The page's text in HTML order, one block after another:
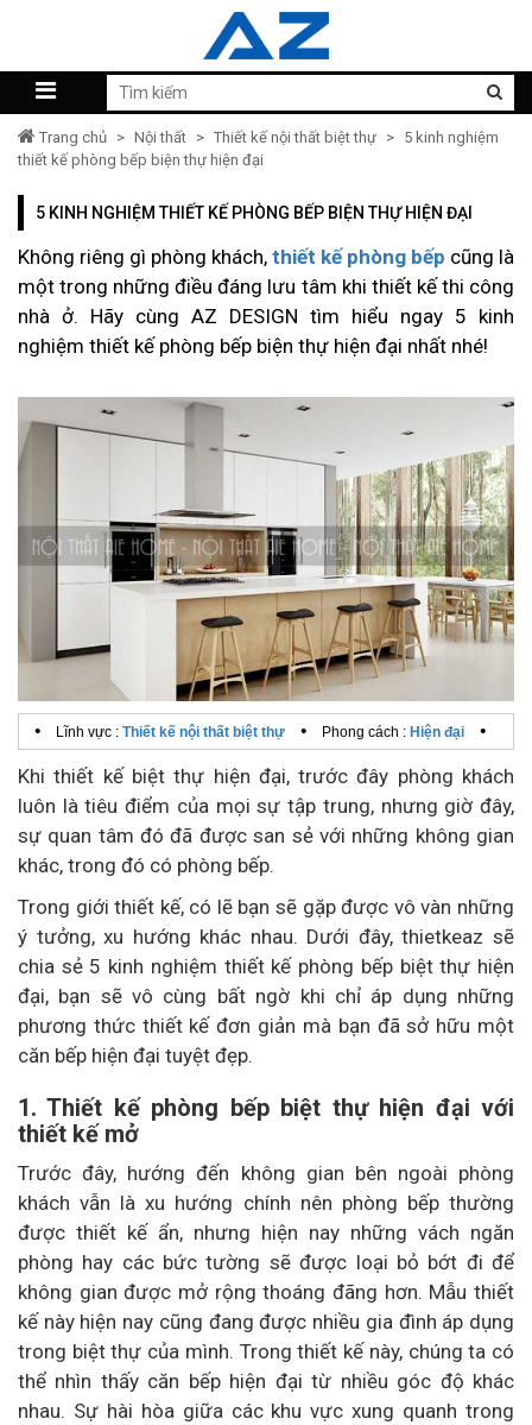
Trang chủ > Nội thất > Thiết kế nội thất biệt thự > 5 kinh nghiệm
thiết kế phòng bếp biện thự hiện đại
5 KINH NGHIỆM THIẾT KẾ PHÒNG BẾP BIỆN THỰ HIỆN ĐẠI
Không riêng gì phòng khách, thiết kế phòng bếp cũng là
một trong những điều đáng lưu tâm khi thiết kế thi công
nhà ở. Hãy cùng AZ DESIGN tìm hiểu ngay 5 kinh
nghiệm thiết kế phòng bếp biện thự hiện đại nhất nhé!
• Lĩnh vực : Thiết kế nội thất biệt thự • Phong cách : Hiện đại •
Khi thiết kế biệt thự hiện đại, trước đây phòng khách
luôn là tiêu điểm của mọi sự tập trung, nhưng giờ đây,
sự quan tâm đó đã được san sẻ với những không gian
khác, trong đó có phòng bếp.
Trong giới thiết kế, có lẽ bạn sẽ gặp được vô vàn những
ý tưởng, xu hướng khác nhau. Dưới đây, thietkeaz sẽ
chia sẻ 5 kinh nghiệm thiết kế phòng bếp biệt thự hiện
đại, bạn sẽ vô cùng bất ngờ khi chỉ áp dụng những
phương thức thiết kế đơn giản mà bạn đã sở hữu một
căn bếp hiện đại tuyệt đẹp.
1. Thiết kế phòng bếp biệt thự hiện đại với
thiết kế mở
Trước đây, hướng đến không gian bên ngoài phòng
khách vẫn là xu hướng chính nên phòng bếp thường
được thiết kế ẩn, nhưng hiện nay những vách ngăn
phòng hay các bức tường sẽ được loại bỏ bớt đi để
không gian được mở rộng thoáng đãng hơn. Mẫu thiết
kế này hiện nay cũng đang được nhiều gia đình áp dụng
trong biệt thự của mình. Trong thiết kế này, chúng ta có
thể nhìn thấy căn bếp hiện đại từ nhiều góc độ khác
nhau. Sự hài hòa giữa các khu vực xung quanh trong